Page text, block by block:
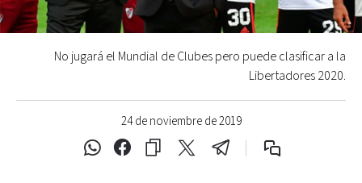
24 de noviembre de 2019
No jugará el Mundial de Clubes pero puede clasificar a la
Libertadores 2020.